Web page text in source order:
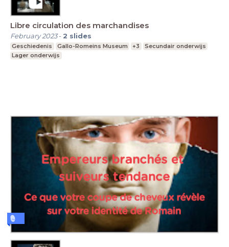
Libre circulation des marchandises
February 2023- 2 slides
Geschiedenis Gallo-Romeins Museum +3
Secundair onderwijs
Lager onderwijs